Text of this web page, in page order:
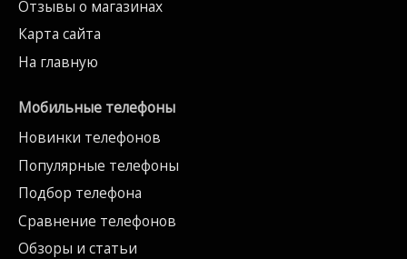
Отзывы о магазинах
Карта сайта
На главную
Мобильные телефоны
Новинки телефонов
Популярные телефоны
Подбор телефона
Сравнение телефонов
Обзоры и статьи